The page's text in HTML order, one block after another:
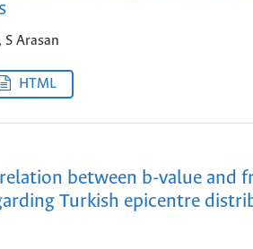
Arasan
HTML
between b-value and
Turkish epicentre